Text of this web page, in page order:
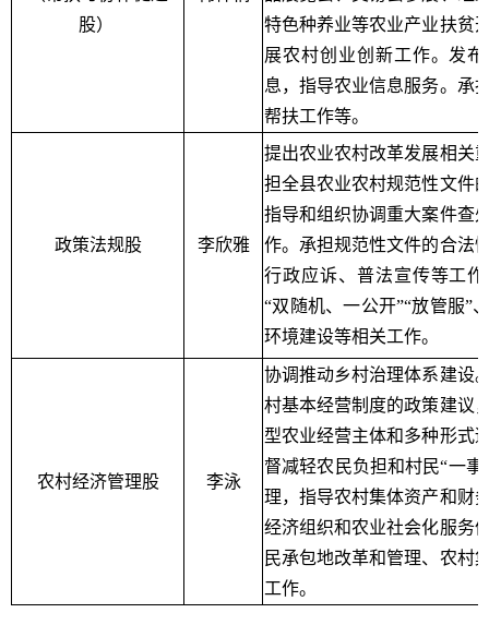
股）
特色种养业等农业产业扶贫
展农村创业创新工作。发
息，指导农业信息服务。 承
帮扶工作等。
政策法规股 李欣雅
提出农业农村改革发展相关
担全县农业农村规范性文件
指导和组织协调重大案件查
作。承担规范性文件的合法
行政应诉、普法宣传等工
“双随机、一公开”“放管服”
环境建设等相关工作。
农村经济管理股 李泳
协调推动乡村治理体系建设
村基本经营制度的政策建议
型农业经营主体和多种形式
督减轻农民负担和村民“一事
理，指导农村集体资产和财
经济组织和农业社会化服务
民承包地改革和管理、农村
工作。